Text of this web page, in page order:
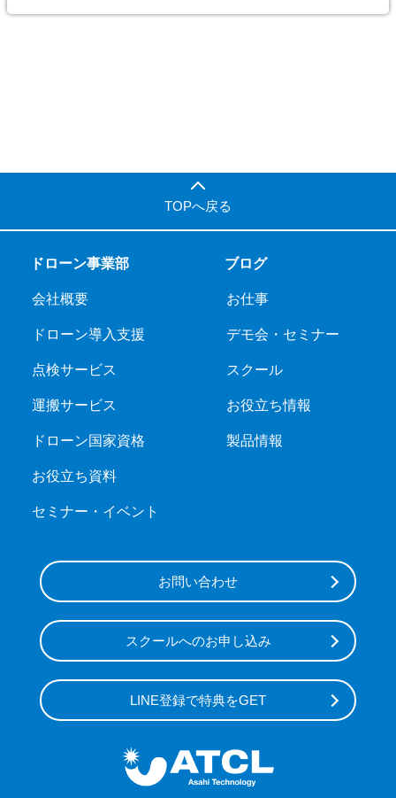
TOPへ戻る
ドローン事業部
会社概要
ドローン導入支援
点検サービス
運搬サービス
ドローン国家資格
お役立ち資料
セミナー・イベント
ブログ
お仕事
デモ会・セミナー
スクール
お役立ち情報
製品情報
お問い合わせ
スクールへのお申し込み
LINE登録で特典をGET